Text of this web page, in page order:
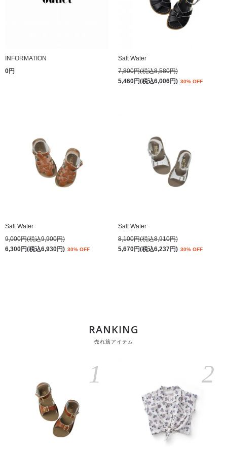
INFORMATION
0円
Salt Water
7,800円(税込8,580円)
5,460円(税込6,006円) 30% OFF
Salt Water
9,000円(税込9,900円)
6,300円(税込6,930円) 30% OFF
Salt Water
8,100円(税込8,910円)
5,670円(税込6,237円) 30% OFF
RANKING
売れ筋アイテム
1 2